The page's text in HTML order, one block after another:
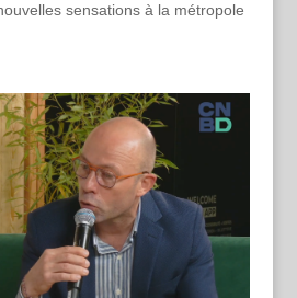
sensations à la métropole